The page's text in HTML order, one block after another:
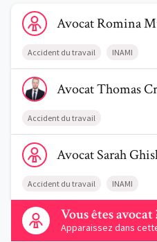
Voir le profil de AvocatRomina
AvocatRomina
Accident du travail INAMI
Voir le profil de AvocatThomas
AvocatThomas
Accident du travail
Voir le profil de AvocatSarah
AvocatSarah
Accident du travail INAMI
Vous êtes avocat
Apparaissez dans
Contactez-nous